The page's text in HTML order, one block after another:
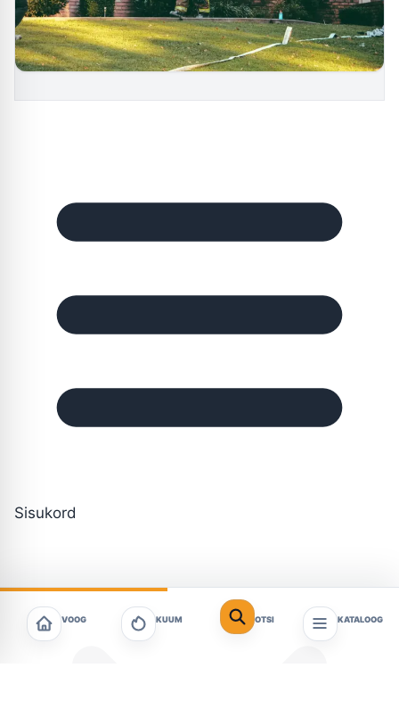
Sisukord
VOOG KUUM OTSI KATALOOG